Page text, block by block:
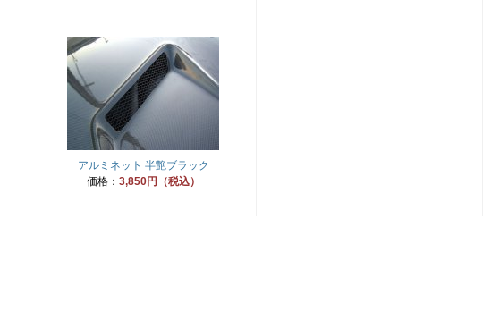
アルミネット 半艶ブラック
価格： 3,850円（税込）